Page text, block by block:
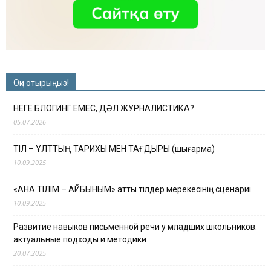
Оқи отырыңыз!
НЕГЕ БЛОГИНГ ЕМЕС, ДӘЛ ЖУРНАЛИСТИКА?
05.07.2026
ТІЛ – ҰЛТТЫҢ ТАРИХЫ МЕН ТАҒДЫРЫ (шығарма)
10.09.2025
«АНА ТІЛІМ – АЙБЫНЫМ» атты тілдер мерекесінің сценариі
10.09.2025
Развитие навыков письменной речи у младших школьников:
актуальные подходы и методики
20.07.2025